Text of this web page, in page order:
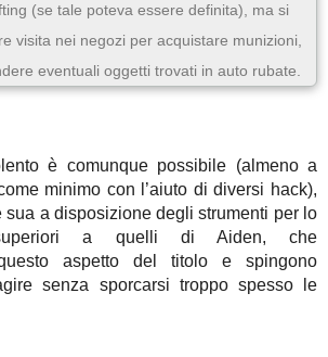
(se tale poteva essere definita), ma si
visita nei negozi per acquistare munizioni,
eventuali oggetti trovati in auto rubate.
è comunque possibile (almeno a
minimo con l’aiuto di diversi hack),
sua a disposizione degli strumenti per lo
a quelli di Aiden, che
aspetto del titolo e spingono
senza sporcarsi troppo spesso le